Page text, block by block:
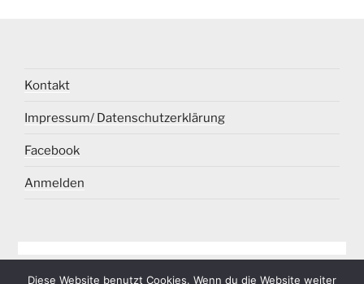
Kontakt
Impressum/ Datenschutzerklärung
Facebook
Anmelden
Diese Website benutzt Cookies. Wenn du die Website weiter